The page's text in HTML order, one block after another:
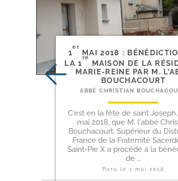
1
er
MAI 2018 :
LA 1
re
MAISON DE LA
MARIE-​REINE PAR M.
BOUCHACOURT
ABBÉ CHRISTIAN
C'est en la fête de saint
mai 2018, que M. l'abbé
Bouchacourt, Supérieur du
France de la Fraternité
Saint-Pie X a procédé à la
de ...
Paru le 1 mai 2018